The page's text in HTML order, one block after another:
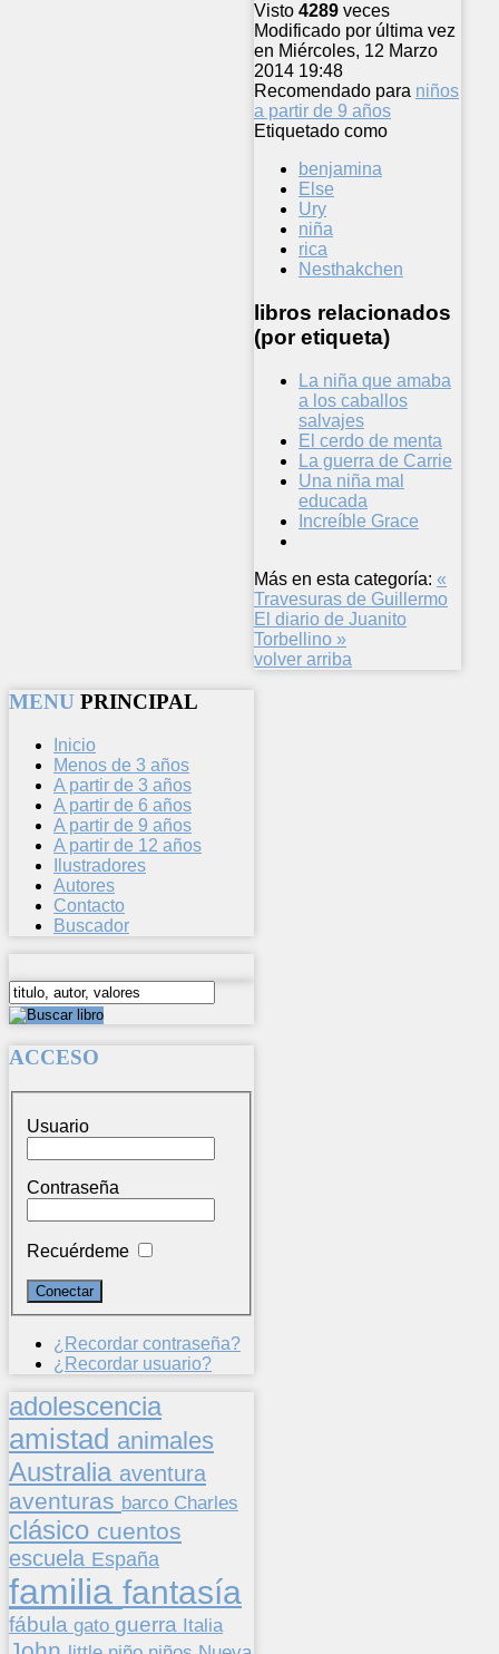
Visto 4289 veces
Modificado por última vez
en Miércoles, 12 Marzo
2014 19:48
Recomendado para niños
a partir de 9 años
Etiquetado como
benjamina
Else
Ury
niña
rica
Nesthakchen
libros relacionados
(por etiqueta)
La niña que amaba
a los caballos
salvajes
El cerdo de menta
La guerra de Carrie
Una niña mal
educada
Increíble Grace
Más en esta categoría: «
Travesuras de Guillermo
El diario de Juanito
Torbellino »
volver arriba
MENU PRINCIPAL
Inicio
Menos de 3 años
A partir de 3 años
A partir de 6 años
A partir de 9 años
A partir de 12 años
Ilustradores
Autores
Contacto
Buscador
ACCESO
Usuario
Contraseña
Recuérdeme
¿Recordar contraseña?
¿Recordar usuario?
adolescencia
amistad animales
Australia aventura
aventuras barco Charles
clásico cuentos
escuela España
familia fantasía
fábula gato guerra Italia